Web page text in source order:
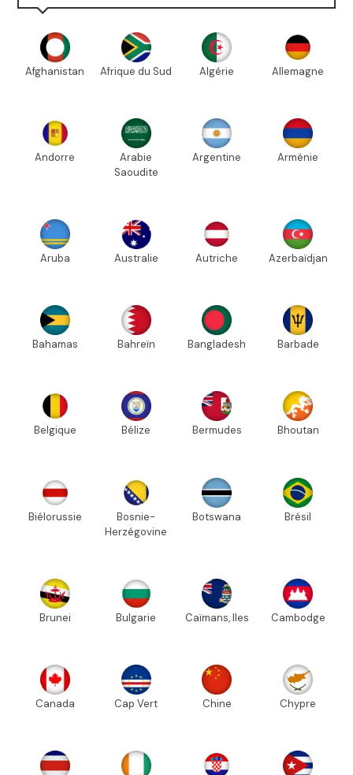
Afghanistan Afrique du Sud Algérie Allemagne
Andorre
Arabie
Saoudite
Argentine Arménie
Aruba Australie Autriche Azerbaïdjan
Bahamas Bahreïn Bangladesh Barbade
Belgique Bélize Bermudes Bhoutan
Biélorussie
Bosnie-
Herzégovine
Botswana Brésil
Brunei Bulgarie Caïmans, Iles Cambodge
Canada Cap Vert Chine Chypre